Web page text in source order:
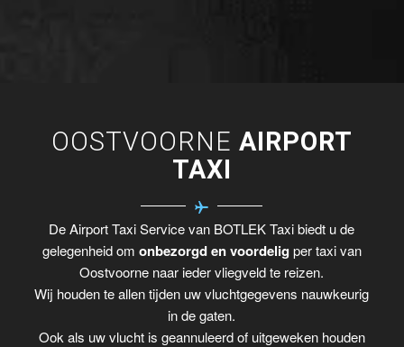
OOSTVOORNE AIRPORT
TAXI
De Airport Taxi Service van BOTLEK Taxi biedt u de
gelegenheid om onbezorgd en voordelig per taxi van
Oostvoorne naar ieder vliegveld te reizen.
Wij houden te allen tijden uw vluchtgegevens nauwkeurig
in de gaten.
Ook als uw vlucht is geannuleerd of uitgeweken houden